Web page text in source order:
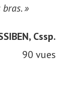
»
Cssp.
90 vues